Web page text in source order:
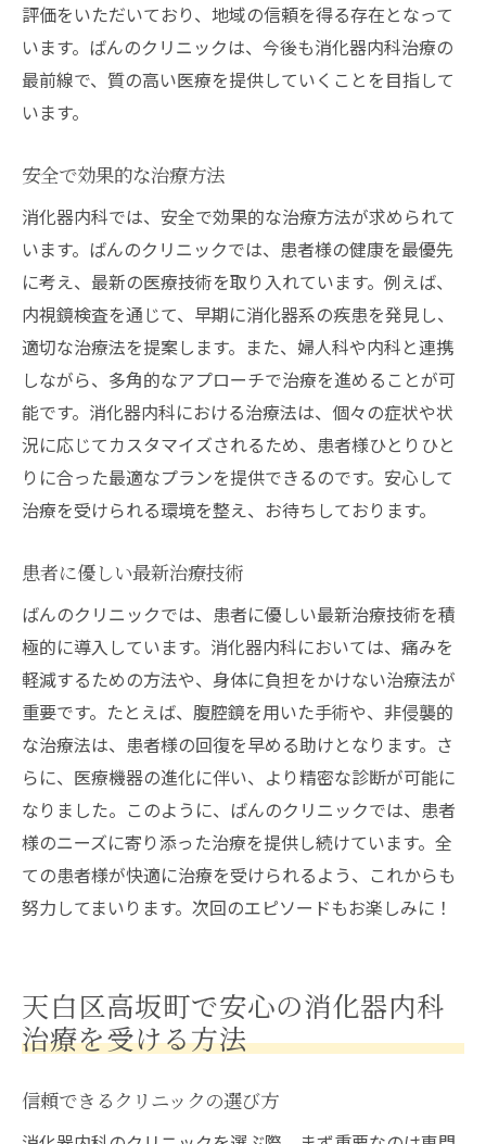
評価をいただいており、地域の信頼を得る存在となって
います。ばんのクリニックは、今後も消化器内科治療の
最前線で、質の高い医療を提供していくことを目指して
います。
安全で効果的な治療方法
消化器内科では、安全で効果的な治療方法が求められて
います。ばんのクリニックでは、患者様の健康を最優先
に考え、最新の医療技術を取り入れています。例えば、
内視鏡検査を通じて、早期に消化器系の疾患を発見し、
適切な治療法を提案します。また、婦人科や内科と連携
しながら、多角的なアプローチで治療を進めることが可
能です。消化器内科における治療法は、個々の症状や状
況に応じてカスタマイズされるため、患者様ひとりひと
りに合った最適なプランを提供できるのです。安心して
治療を受けられる環境を整え、お待ちしております。
患者に優しい最新治療技術
ばんのクリニックでは、患者に優しい最新治療技術を積
極的に導入しています。消化器内科においては、痛みを
軽減するための方法や、身体に負担をかけない治療法が
重要です。たとえば、腹腔鏡を用いた手術や、非侵襲的
な治療法は、患者様の回復を早める助けとなります。さ
らに、医療機器の進化に伴い、より精密な診断が可能に
なりました。このように、ばんのクリニックでは、患者
様のニーズに寄り添った治療を提供し続けています。全
ての患者様が快適に治療を受けられるよう、これからも
努力してまいります。次回のエピソードもお楽しみに！
天白区高坂町で安心の消化器内科
治療を受ける方法
信頼できるクリニックの選び方